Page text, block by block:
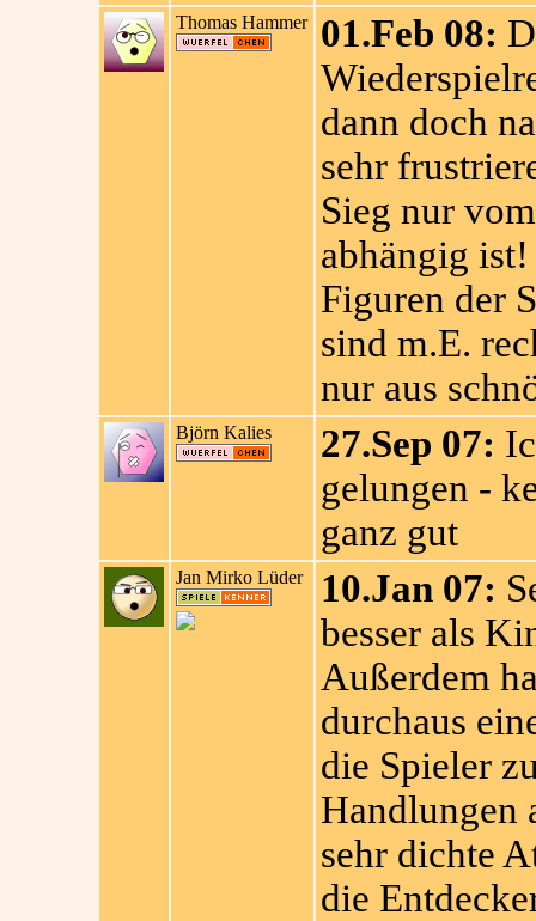
Thomas Hammer 01.Feb 08:
dann doch
sehr
Sieg nur
abhängig
Figuren der
sind m.E.
nur aus
Björn Kalies 27.Sep 07:
gelungen -
ganz gut
Jan Mirko Lüder 10.Jan 07:
besser als
Außerdem
durchaus
die Spieler
Handlungen
sehr dichte
die